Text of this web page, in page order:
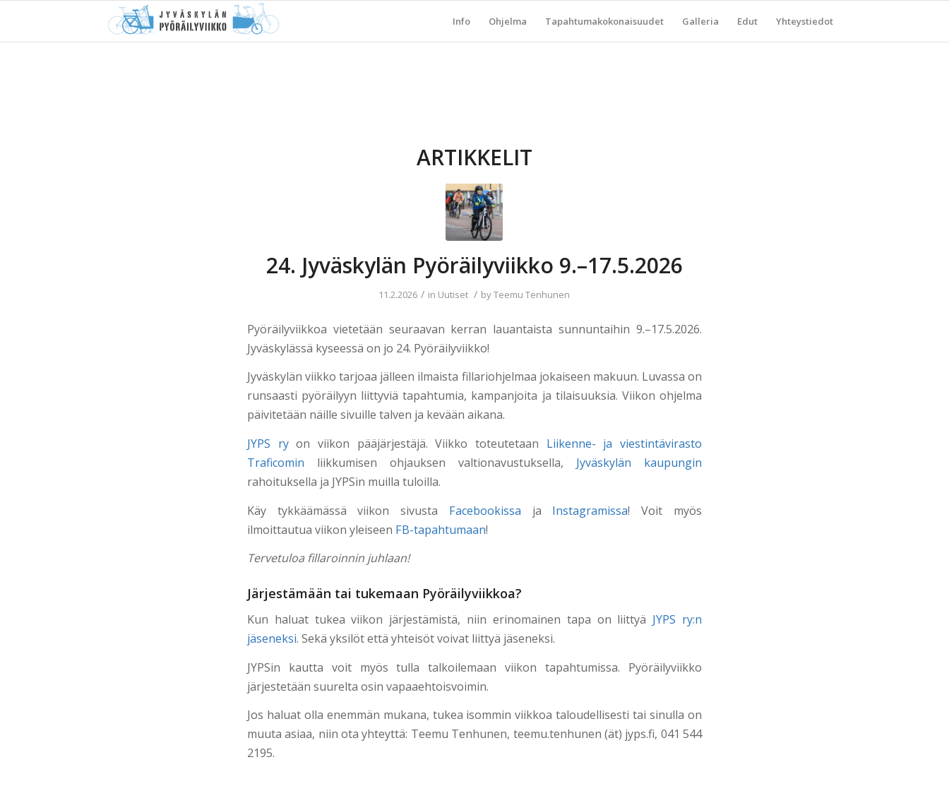
Info Ohjelma Tapahtumakokonaisuudet Galleria Edut Yhteystiedot
ARTIKKELIT
24. Jyväskylän Pyöräilyviikko 9.–17.5.2026
11.2.2026 / in Uutiset / byTeemu Tenhunen
Pyöräilyviikkoa vietetään seuraavan kerran lauantaista sunnuntaihin 9.–17.5.2026.
Jyväskylässä kyseessä on jo 24. Pyöräilyviikko!
Jyväskylän viikko tarjoaa jälleen ilmaista fillariohjelmaa jokaiseen makuun. Luvassa on
runsaasti pyöräilyyn liittyviä tapahtumia, kampanjoita ja tilaisuuksia. Viikon ohjelma
päivitetään näille sivuille talven ja kevään aikana.
JYPS ryon viikon pääjärjestäjä. Viikko toteutetaan Liikenne- ja viestintävirasto
Traficomin liikkumisen ohjauksen valtionavustuksella, Jyväskylän kaupungin
rahoituksella ja JYPSin muilla tuloilla.
Käy tykkäämässä viikon sivusta Facebookissa ja Instagramissa! Voit myös
ilmoittautua viikon yleiseen FB-tapahtumaan!
Tervetuloa fillaroinnin juhlaan!
Järjestämään tai tukemaan Pyöräilyviikkoa?
Kun haluat tukea viikon järjestämistä, niin erinomainen tapa on liittyä JYPS ry:n
jäseneksi. Sekä yksilöt että yhteisöt voivat liittyä jäseneksi.
JYPSin kautta voit myös tulla talkoilemaan viikon tapahtumissa. Pyöräilyviikko
järjestetään suurelta osin vapaaehtoisvoimin.
Jos haluat olla enemmän mukana, tukea isommin viikkoa taloudellisesti tai sinulla on
muuta asiaa, niin ota yhteyttä: Teemu Tenhunen, teemu.tenhunen (ät) jyps.fi, 041 544
2195.